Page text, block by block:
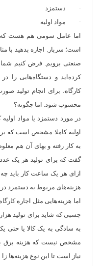
· دستمزد
· مواد اولیه
اما عامل سومی هم هست که
است؛ سربار. اجازه بدهید با
صنعتی برویم. فرض کنیم شما
کرده‌اید و دستگاه‌هایی را در
کارگاه، برای انجام تولید
محسوب شود. اما چگونه؟
در مورد دستمزد یا مواد
اولیه کاملا مشخص است که
به کار رفته و بهای آن هم
گفت که برای تولید هر یک
ازای هر یک ساعت کار باید
هزینه‌های مربوط به دستمزد
اما هزینه‌هایی مثل اجاره
چسبی که شاید برای تولید
به سادگی به یک کالا یا حتی
مشخص نیست که هزینه برق
نیاز است تا این نوع هزینه‌ها